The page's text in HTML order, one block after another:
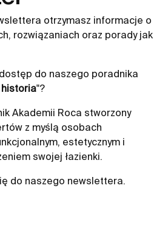
otrzymasz informacje o
rozwiązaniach oraz porady jak
do naszego poradnika
historia"?
Akademii Roca stworzony
z myślą osobach
estetycznym i
swojej łazienki.
do naszego newslettera.